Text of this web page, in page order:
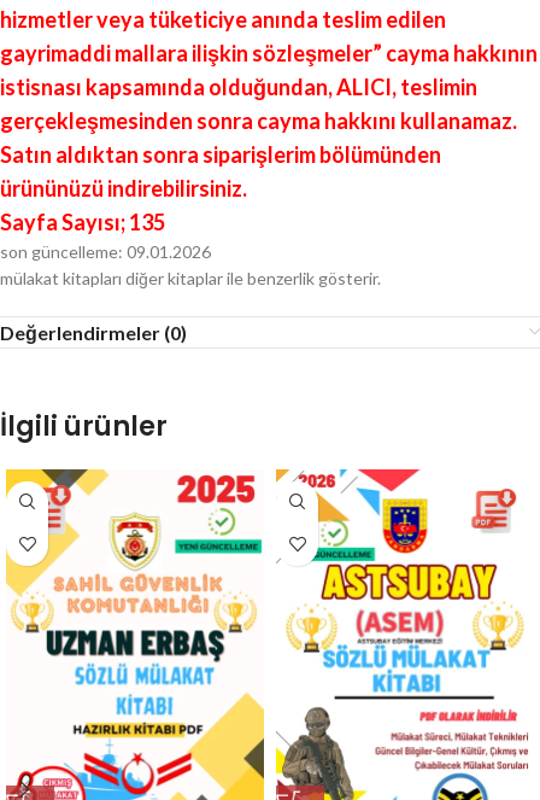
hizmetler veya tüketiciye anında teslim edilen
gayrimaddi mallara ilişkin sözleşmeler” cayma hakkının
istisnası kapsamında olduğundan, ALICI, teslimin
gerçekleşmesinden sonra cayma hakkını kullanamaz.
Satın aldıktan sonra siparişlerim bölümünden
ürününüzü indirebilirsiniz.
Sayfa Sayısı; 135
son güncelleme: 09.01.2026
mülakat kitapları diğer kitaplar ile benzerlik gösterir.
Değerlendirmeler (0)
İlgili ürünler